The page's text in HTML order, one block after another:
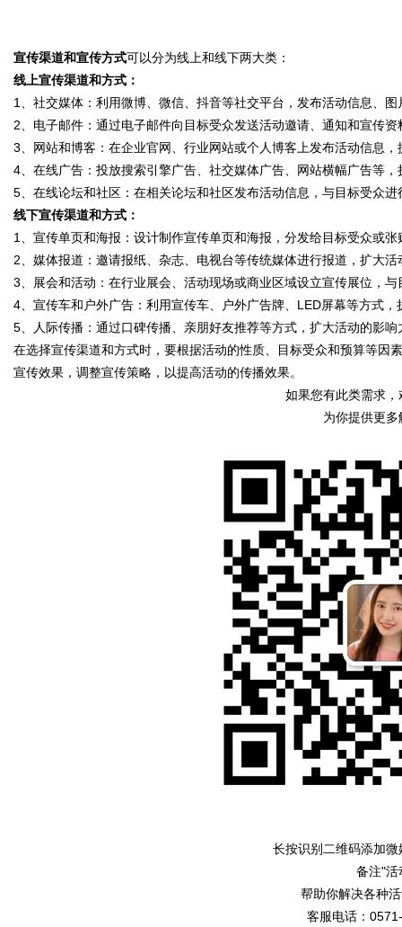
宣传渠道和宣传方式可以分为线上和线下两大类：
线上宣传渠道和方式：
1、社交媒体：利用微博、微信、抖音等社交平台，发布活动信息、
2、电子邮件：通过电子邮件向目标受众发送活动邀请、通知和宣传
3、网站和博客：在企业官网、行业网站或个人博客上发布活动信息
4、在线广告：投放搜索引擎广告、社交媒体广告、网站横幅广告等
5、在线论坛和社区：在相关论坛和社区发布活动信息，与目标受众
线下宣传渠道和方式：
1、宣传单页和海报：设计制作宣传单页和海报，分发给目标受众或
2、媒体报道：邀请报纸、杂志、电视台等传统媒体进行报道，扩大活
3、展会和活动：在行业展会、活动现场或商业区域设立宣传展位，
4、宣传车和户外广告：利用宣传车、户外广告牌、LED屏幕等方式，
5、人际传播：通过口碑传播、亲朋好友推荐等方式，扩大活动的影响
在选择宣传渠道和方式时，要根据活动的性质、目标受众和预算等因
宣传效果，调整宣传策略，以提高活动的传播效果。
如果您有此类需求
为你提供更多
长按识别二维码添加
备注"活
帮助你解决各种
客服电话：